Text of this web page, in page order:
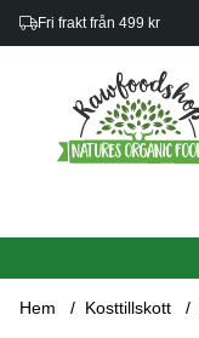
Fri frakt från 499 kr
Hem Kosttillskott